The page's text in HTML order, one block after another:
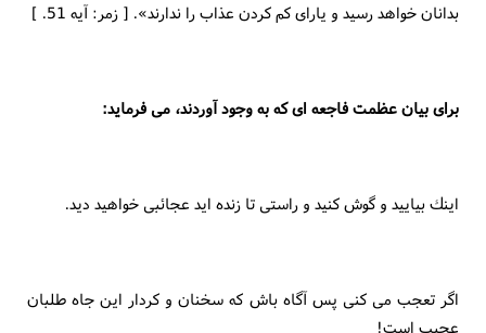
بدانان خواهد رسيد و ياراى كم كردن عذاب را ندارند». [ زمر: آيه 51. ]
براى بيان عظمت فاجعه اى كه به وجود آوردند، مى فرمايد:
اينك بياييد و گوش كنيد و راستى تا زنده ايد عجائبى خواهيد ديد.
اگر تعجب مى كنى پس آگاه باش كه سخنان و كردار اين جاه طلبان
عجيب است!